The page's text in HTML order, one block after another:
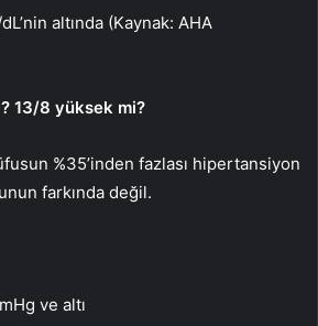
altında (Kaynak: AHA
13/8 yüksek mi?
%35’inden fazlası hipertansiyon
farkında değil.
ve altı